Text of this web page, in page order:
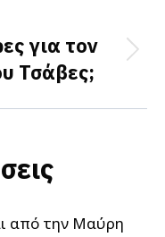
για τον
Τσάβες;
από την Μαύρη